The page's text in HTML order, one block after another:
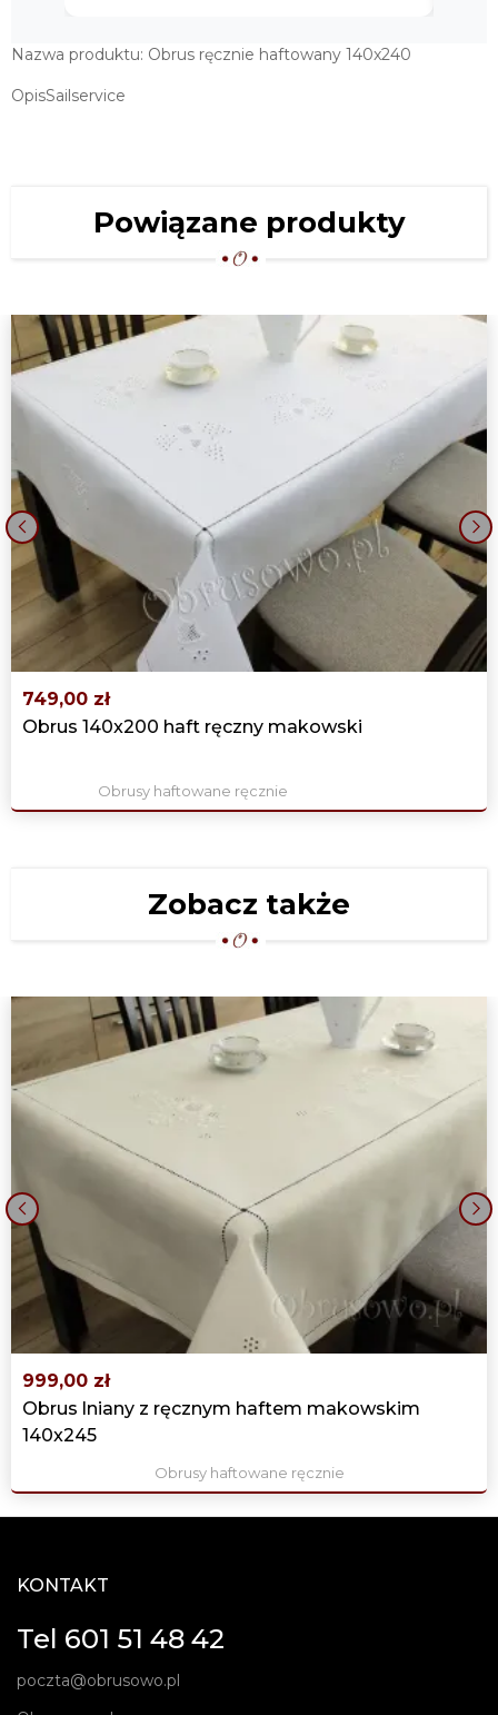
Nazwa produktu: Obrus ręcznie haftowany 140x240
OpisSailservice
Powiązane produkty
749,00 zł
Obrus 140x200 haft ręczny makowski
Obrusy haftowane ręcznie
›
Zobacz także
999,00 zł
Obrus lniany z ręcznym haftem makowskim
140x245
Obrusy haftowane ręcznie
‹
KONTAKT
Tel 601 51 48 42
poczta@obrusowo.pl